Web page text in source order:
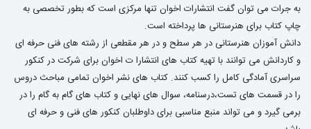
به جرات می توان گفت انتشارات اخوان تنها مرکزی است که بطور تخصصی به
چاپ کتاب برای هنرستانی ها پرداخته است.
دانش آموزان هنرستانی در هر سطح و در هر مقطعی از رشته های فنی حرفه ای
و کاردانش می توانند با تهیه کتاب های انتشارا ت اخوان برای شرکت در کنکور
سراسری آمادگی کامل را کسب کنند. کتاب های نشر اخوان تمامی مباحث دروس
را در قسمت های تست،درسنامه، سوال های نهایی و کتاب های گام به گام را در
برمی گیرد و می تواند منبع مناسبی برای داوطلبان کنکور های فنی و حرفه ای